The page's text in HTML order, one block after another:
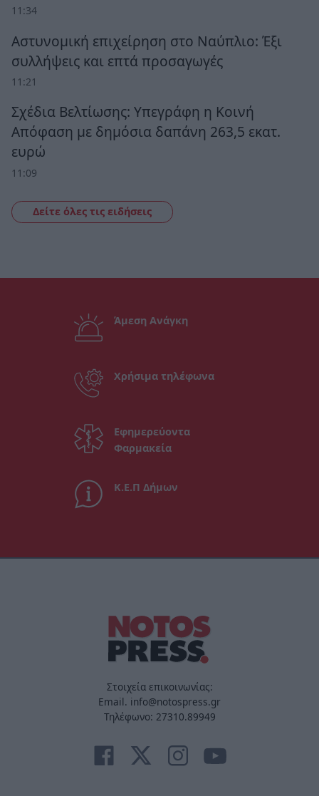
11:34
Αστυνομική επιχείρηση στο Ναύπλιο: Έξι
συλλήψεις και επτά προσαγωγές
11:21
Σχέδια Βελτίωσης: Υπεγράφη η Κοινή
Απόφαση με δημόσια δαπάνη 263,5 εκατ.
ευρώ
11:09
Δείτε όλες τις ειδήσεις
Άμεση Ανάγκη
Χρήσιμα τηλέφωνα
Εφημερεύοντα
Φαρμακεία
Κ.Ε.Π Δήμων
Στοιχεία επικοινωνίας:
Email. info@notospress.gr
Τηλέφωνο: 27310.89949